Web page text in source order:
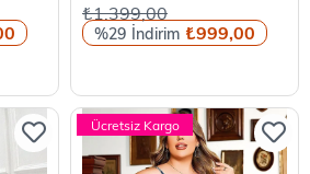
%29 ₺999,00
₺1.399,00
Ücretsiz Kargo